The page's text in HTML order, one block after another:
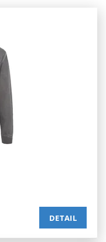
DETAIL